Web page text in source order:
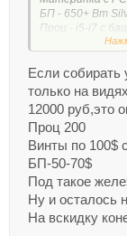
БП - 650+ Вт
Проц - i5-i7 с
Винты - SSD
Видюха - на
хватит, то без
Предлагайте
Если собирать
только на
12000 руб,это
Проц 200
Винты по 100$
БП-50-70$
Под такое
Ну и осталось
На вскидку